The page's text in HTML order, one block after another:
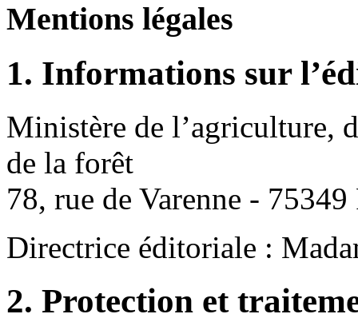
Mentions légales
1. Informations sur
Ministère de l’agriculture,
de la forêt
78, rue de Varenne - 75349
Directrice éditoriale :
2. Protection et